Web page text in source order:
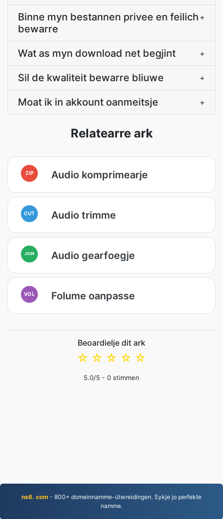
Binne myn bestannen privee en feilich
bewarre
+
Wat as myn download net begjint +
Sil de kwaliteit bewarre bliuwe +
Moat ik in akkount oanmeitsje +
Relatearre ark
ZIP Audio komprimearje
CUT Audio trimme
JOIN Audio gearfoegje
VOL Folume oanpasse
Beoardielje dit ark
☆
☆
☆
☆
☆
5.0/5 - 0 stimmen
ns6. com - 800+ domeinnamme-útwreidingen. Sykje jo perfekte
namme.